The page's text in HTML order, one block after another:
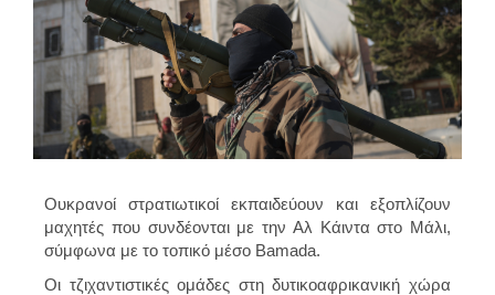
Ουκρανοί στρατιωτικοί εκπαιδεύουν και εξοπλίζουν
μαχητές που συνδέονται με την Αλ Κάιντα στο Μάλι,
σύμφωνα με το τοπικό μέσο Bamada.
Οι τζιχαντιστικές ομάδες στη δυτικοαφρικανική χώρα